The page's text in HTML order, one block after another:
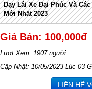
Dạy Lái Xe Đại Phúc Và
Mới Nhất 2023
Giá Bán: 100,000đ
Lượt Xem: 1907 người
Cập Nhật: 10/05/2023 Lúc 03
LIÊN HỆ